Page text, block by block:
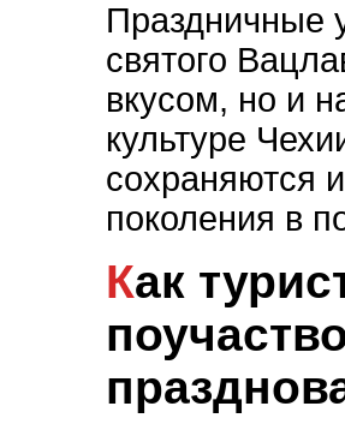
Праздничные
святого
вкусом, но и
культуре
сохраняются
поколения в
Как туристу